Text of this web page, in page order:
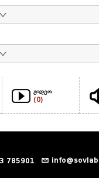
ვიდეო
(0)
785901